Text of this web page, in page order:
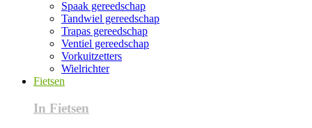
Spaak gereedschap
Tandwiel gereedschap
Trapas gereedschap
Ventiel gereedschap
Vorkuitzetters
Wielrichter
Fietsen
In Fietsen